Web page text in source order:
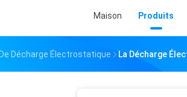
Maison Produits
Décharge Électrostatique La Décharge